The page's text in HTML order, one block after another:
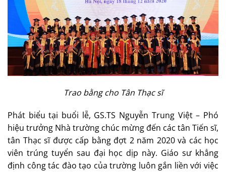
Trao bằng cho Tân Thạc sĩ
Phát biểu tại buổi lễ, GS.TS Nguyễn Trung Việt – Phó
hiệu trưởng Nhà trường chúc mừng đến các tân Tiến sĩ,
tân Thạc sĩ được cấp bằng đợt 2 năm 2020 và các học
viên trúng tuyển sau đại học dịp này. Giáo sư khẳng
định công tác đào tạo của trường luôn gắn liền với việc